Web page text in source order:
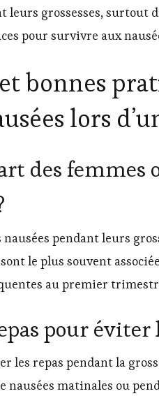
leurs grossesses,
pour survivre aux
bonnes
lors
des femmes
nausées pendant leurs
le plus souvent
au premier
pour éviter
repas pendant la
nausées matinales ou